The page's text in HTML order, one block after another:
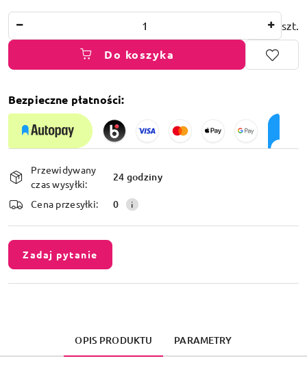
szt.
Do koszyka
Bezpieczne płatności:
Dostępność
i
dostawa
Przewidywany
czas wysyłki:
24 godziny
Cena przesyłki: 0
Zadaj pytanie
OPIS PRODUKTU PARAMETRY